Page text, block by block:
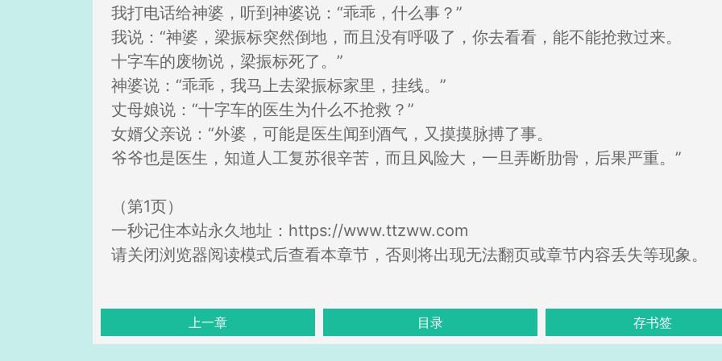
我打电话给神婆，听到神婆说：“乖乖，什么事？”
我说：“神婆，梁振标突然倒地，而且没有呼吸了，你去看看，能不能抢救过来。
十字车的废物说，梁振标死了。”
神婆说：“乖乖，我马上去梁振标家里，挂线。”
丈母娘说：“十字车的医生为什么不抢救？”
女婿父亲说：“外婆，可能是医生闻到酒气，又摸摸脉搏了事。
爷爷也是医生，知道人工复苏很辛苦，而且风险大，一旦弄断肋骨，后果严重。”
（第1页）
一秒记住本站永久地址：https://www.ttzww.com
请关闭浏览器阅读模式后查看本章节，否则将出现无法翻页或章节内容丢失等现象。
上一章 目录 存书签